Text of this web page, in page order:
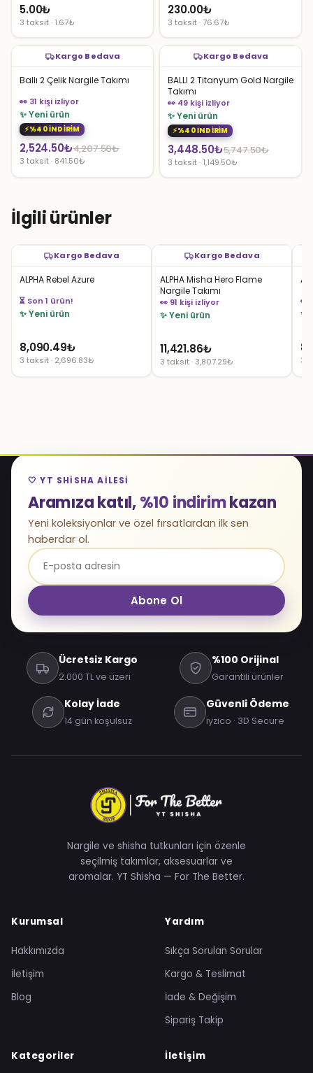
5.00₺
3 taksit · 1.67₺
230.00₺
3 taksit · 76.67₺
Kargo Bedava
Ballı 2 Çelik Nargile Takımı
👀 31 kişi izliyor
✨ Yeni ürün
%40 İNDİRİM
4,207.50₺
Orijinal
fiyat:
4,207.50₺.
2,524.50₺
Şu
andaki
fiyat:
3 taksit · 841.50₺
Kargo Bedava
BALLI 2 Titanyum Gold Nargile
Takımı
👀 49 kişi izliyor
✨ Yeni ürün
%40 İNDİRİM
5,747.50₺
Orijinal
fiyat:
3,448.50₺
Şu
andaki
3 taksit · 1,149.50₺
İlgili ürünler
Kargo Bedava
ALPHA Rebel Azure
⏳ Son 1 ürün!
✨ Yeni ürün
8,090.49₺
3 taksit · 2,696.83₺
Kargo Bedava
ALPHA Misha Hero Flame
Nargile Takımı
👀 91 kişi izliyor
✨ Yeni ürün
11,421.86₺
3 taksit · 3,807.29₺
👀
✨
3
🤍 YT SHISHA AILESI
Aramıza katıl,%10 indirimkazan
Yeni koleksiyonlar ve özel fırsatlardan ilk sen
haberdar ol.
Abone Ol
Ücretsiz Kargo
2.000 TL ve üzeri
%100 Orijinal
Garantili ürünler
Kolay İade
14 gün koşulsuz
Güvenli Ödeme
iyzico · 3D Secure
Nargile ve shisha tutkunları için özenle
seçilmiş takımlar, aksesuarlar ve
aromalar. YT Shisha — For The Better.
Kurumsal
Hakkımızda
İletişim
Blog
Yardım
Sıkça Sorulan Sorular
Kargo & Teslimat
İade & Değişim
Sipariş Takip
Kategoriler İletişim